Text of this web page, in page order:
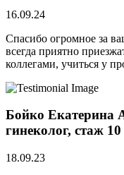
16.09.24
Спасибо огромное за
всегда приятно
коллегами, учиться у
Бойко Екатерина
гинеколог, стаж
18.09.23